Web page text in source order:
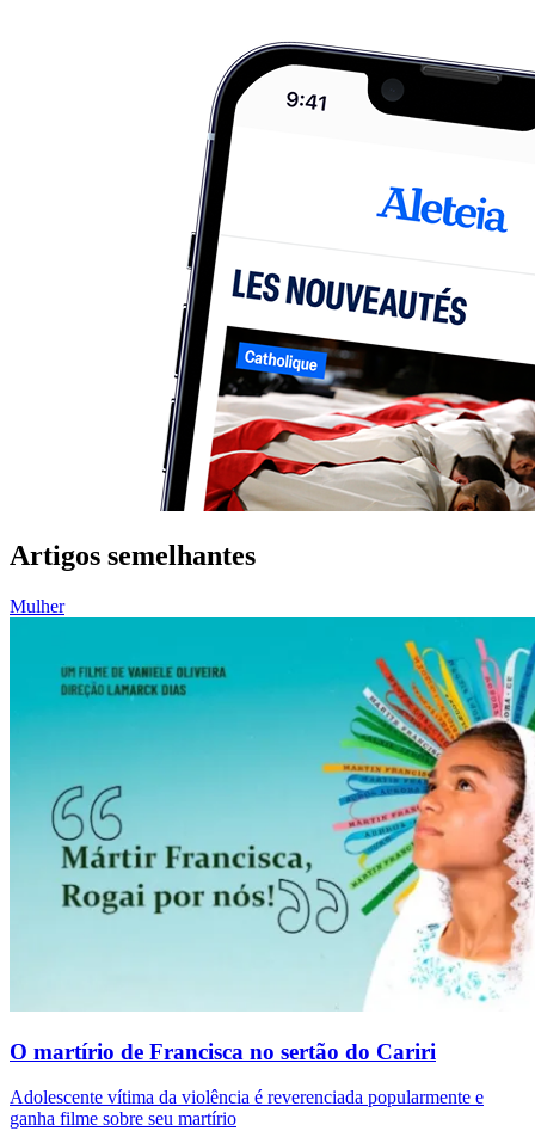
Artigos semelhantes
Mulher
O martírio de Francisca no sertão do Cariri
Adolescente vítima da violência é reverenciada popularmente e
ganha filme sobre seu martírio